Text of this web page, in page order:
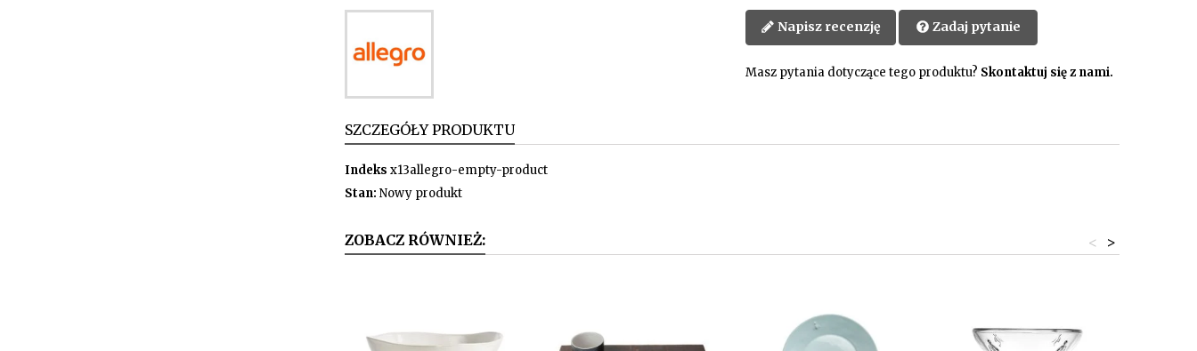
Napisz recenzję Zadaj pytanie
Masz pytania dotyczące tego produktu? Skontaktuj się z nami.
SZCZEGÓŁY PRODUKTU
Indeks x13allegro-empty-product
Stan: Nowy produkt
ZOBACZ RÓWNIEŻ: >
<